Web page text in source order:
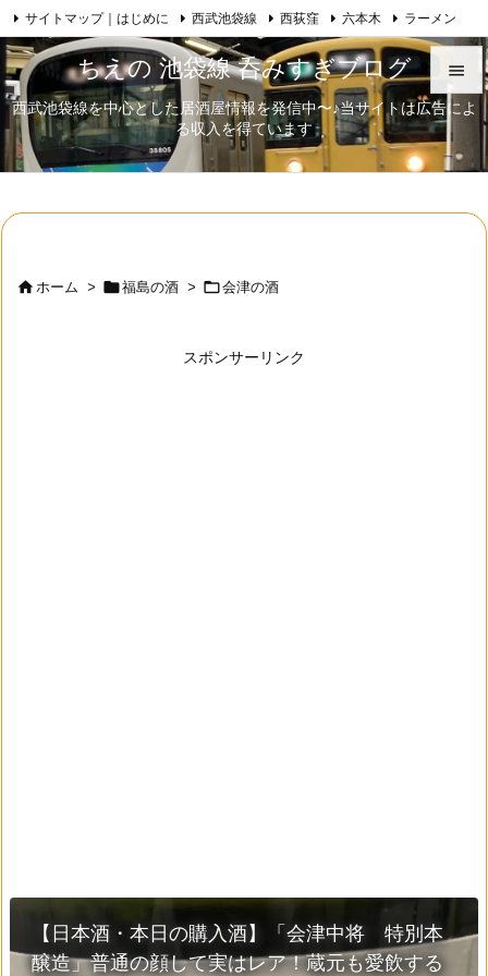
ちえの 池袋線 呑みすぎブログ
西武池袋線を中心とした居酒屋情報を発信中〜♪当サイトは広告によ
る収入を得ています


メニュ

サイトマップ｜はじめに 西武池袋線 西荻窪 六本木 ラーメン
日本酒 歌舞伎 自己紹介 RSS Feedly
ホーム > 福島の酒 > 会津の酒
スポンサーリンク
【日本酒・本日の購入酒】「会津中将 特別本
醸造」普通の顔して実はレア！蔵元も愛飲する